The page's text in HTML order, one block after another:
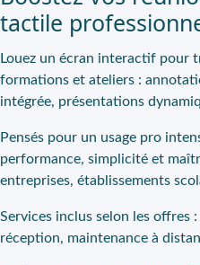
tactile
Louez un écran interactif pour
formations et ateliers :
intégrée, présentations
Pensés pour un usage pro
performance, simplicité et
entreprises, établissements
Services inclus selon les offres :
réception, maintenance à